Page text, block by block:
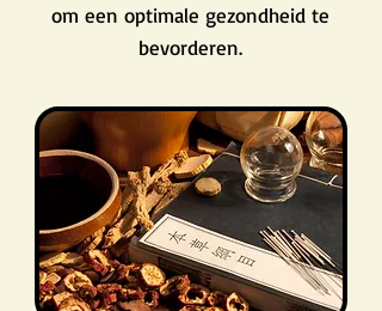
om een optimale gezondheid te
bevorderen.